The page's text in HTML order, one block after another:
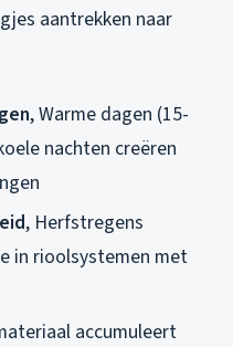
aantrekken naar
, Warme dagen (15-
nachten creëren
, Herfstregens
in rioolsystemen met
accumuleert